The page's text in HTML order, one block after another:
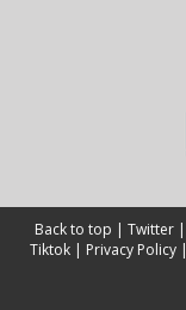
Back to top | Twitter |
Tiktok | Privacy Policy |